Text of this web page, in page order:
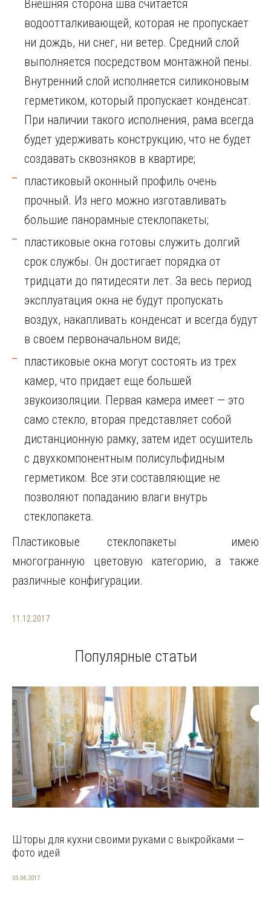
Внешняя сторона шва считается
водоотталкивающей, которая не пропускает
ни дождь, ни снег, ни ветер. Средний слой
выполняется посредством монтажной пены.
Внутренний слой исполняется силиконовым
герметиком, который пропускает конденсат.
При наличии такого исполнения, рама всегда
будет удерживать конструкцию, что не будет
создавать сквозняков в квартире;
пластиковый оконный профиль очень
прочный. Из него можно изготавливать
большие панорамные стеклопакеты;
пластиковые окна готовы служить долгий
срок службы. Он достигает порядка от
тридцати до пятидесяти лет. За весь период
эксплуатация окна не будут пропускать
воздух, накапливать конденсат и всегда будут
в своем первоначальном виде;
пластиковые окна могут состоять из трех
камер, что придает еще большей
звукоизоляции. Первая камера имеет — это
само стекло, вторая представляет собой
дистанционную рамку, затем идет осушитель
с двухкомпонентным полисульфидным
герметиком. Все эти составляющие не
позволяют попаданию влаги внутрь
стеклопакета.
Пластиковые стеклопакеты имею
многогранную цветовую категорию, а также
различные конфигурации.
11.12.2017
Популярные статьи
Шторы для кухни своими руками с выкройками —
фото идей
03.04.2017